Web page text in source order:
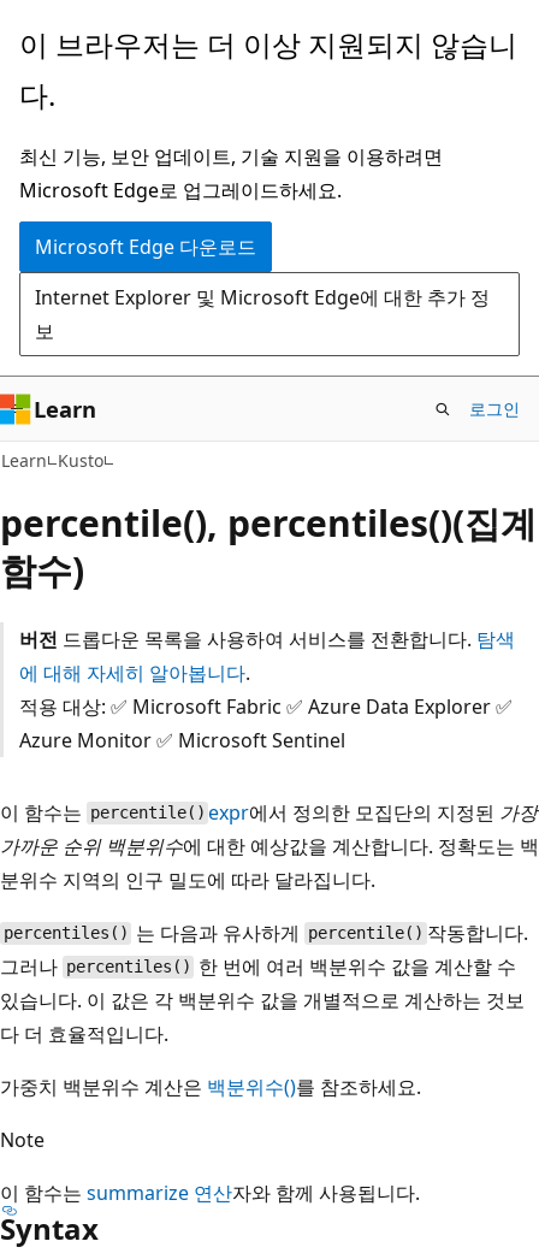
주
콘
츠
로
건
너
뛰
기
이 브라우저는 더 이상 지원되지 않습니
다.
최신 기능, 보안 업데이트, 기술 지원을 이용하려면
Microsoft Edge로 업그레이드하세요.
Microsoft Edge 다운로드
Internet Explorer 및 Microsoft Edge에 대한 추가 정
보
Learn 로그인
Learn Kusto
percentile(), percentiles()(집계
함수)
버전 드롭다운 목록을 사용하여 서비스를 전환합니다. 탐색
에 대해 자세히 알아봅니다.
적용 대상: ✅ Microsoft Fabric ✅ Azure Data Explorer ✅
Azure Monitor ✅ Microsoft Sentinel
이 함수는 percentile() expr에서 정의한 모집단의 지정된 가장
가까운 순위 백분위수에 대한 예상값을 계산합니다. 정확도는 백
분위수 지역의 인구 밀도에 따라 달라집니다.
percentiles() 는 다음과 유사하게 percentile() 작동합니다.
그러나 percentiles() 한 번에 여러 백분위수 값을 계산할 수
있습니다. 이 값은 각 백분위수 값을 개별적으로 계산하는 것보
다 더 효율적입니다.
가중치 백분위수 계산은 백분위수()를 참조하세요.
Note
이 함수는 summarize 연산자와 함께 사용됩니다.
Syntax